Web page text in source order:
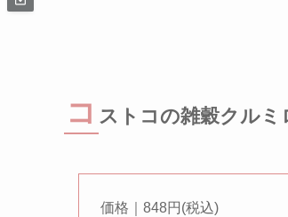
コ ストコの雑穀クルミ
価格｜848円(税込)